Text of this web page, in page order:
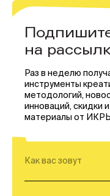
на
Раз в неделю
инструменты
методологий,
инноваций, скидки
материалы от ИКРЫ